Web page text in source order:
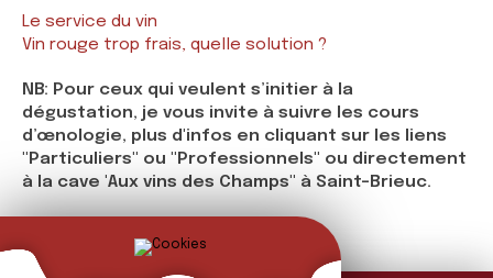
Le service du vin
Vin rouge trop frais, quelle solution ?
NB: Pour ceux qui veulent s’initier à la
dégustation, je vous invite à suivre les cours
d’œnologie, plus d'infos en cliquant sur les liens
"Particuliers" ou "Professionnels" ou directement
à la cave 'Aux vins des Champs" à Saint-Brieuc.